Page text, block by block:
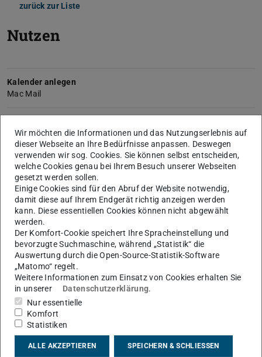
zurück zur Liste
Nutzen
Kalender anlegen
Mac Mail
Mac Mail
Auf freigegebenen Kalender zugreifen
Mac Mail
Abwesenheitsbenachrichtigung einstellen
Mac Mail
Daten exportieren und sichern
Mac Mail
Termineinladung verschicken
Mac Mail
Wir möchten die Informationen und das Nutzungserlebnis auf
dieser Webseite an Ihre Bedürfnisse anpassen. Deswegen
verwenden wir sog. Cookies. Sie können selbst entscheiden,
welche Cookies genau bei Ihrem Besuch unserer Webseiten
gesetzt werden sollen.
Einige Cookies sind für den Abruf der Website notwendig,
damit diese auf Ihrem Endgerät richtig anzeigen werden
kann. Diese essentiellen Cookies können nicht abgewählt
werden.
Der Komfort-Cookie speichert Ihre Spracheinstellung und
bevorzugte Suchmaschine, während „Statistik“ die
Auswertung durch die Open-Source-Statistik-Software
„Matomo“ regelt.
Weitere Informationen zum Einsatz von Cookies erhalten Sie
in unserer
Datenschutzerklärung.
Nur essentielle
Komfort
Statistiken
ALLE AKZEPTIEREN SPEICHERN & SCHLIESSEN